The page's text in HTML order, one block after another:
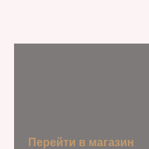
Перейти в магазин